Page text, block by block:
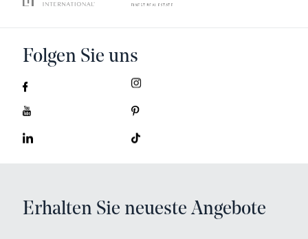
Folgen Sie uns
Erhalten Sie neueste Angebote